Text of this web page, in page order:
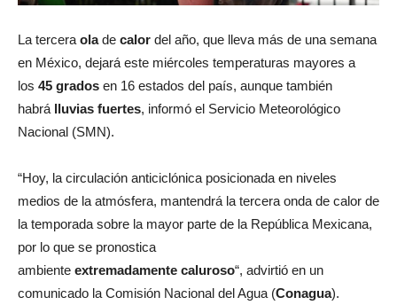
La tercera olade calor del año, que lleva más de una semana
en México, dejará este miércoles temperaturas mayores a
los 45 grados en 16 estados del país, aunque también
habrá lluvias fuertes, informó el Servicio Meteorológico
Nacional (SMN).
“Hoy, la circulación anticiclónica posicionada en niveles
medios de la atmósfera, mantendrá la tercera onda de calor de
la temporada sobre la mayor parte de la República Mexicana,
por lo que se pronostica
ambiente extremadamente caluroso“, advirtió en un
comunicado la Comisión Nacional del Agua (Conagua).